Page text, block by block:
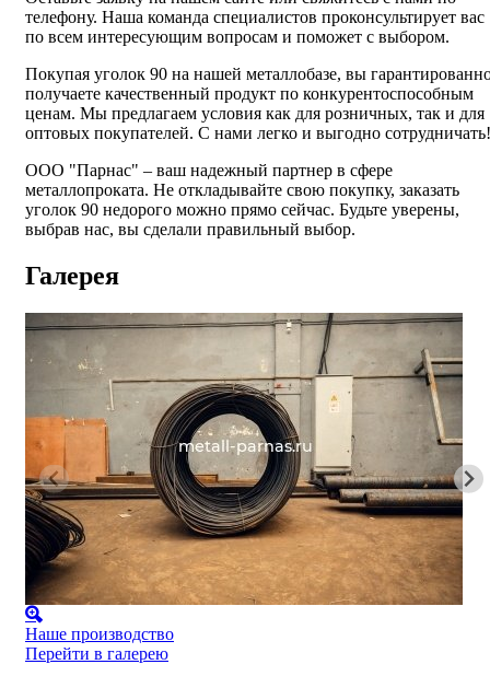
телефону. Наша команда специалистов проконсультирует вас
по всем интересующим вопросам и поможет с выбором.
Покупая уголок 90 на нашей металлобазе, вы
получаете качественный продукт по конкурентоспособным
ценам. Мы предлагаем условия как для розничных, так и для
оптовых покупателей. С нами легко и выгодно сотрудничать!
ООО "Парнас" – ваш надежный партнер в сфере
металлопроката. Не откладывайте свою покупку, заказать
уголок 90 недорого можно прямо сейчас. Будьте уверены,
выбрав нас, вы сделали правильный выбор.
Галерея
Наше производство
Перейти в галерею